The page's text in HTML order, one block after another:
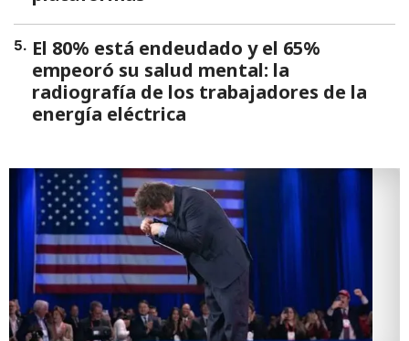
5. El 80% está endeudado y el 65%
empeoró su salud mental: la
radiografía de los trabajadores de la
energía eléctrica